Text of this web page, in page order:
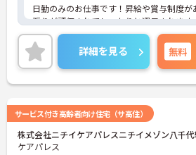
日勤のみのお仕事です！昇給や賞与制度が
張りが評価されてしっかりと還元されます
住宅手当などの各種手当も充実しているの
ポイントです◎丁寧な研修とフォロー体制
に関わらず安心してスタートできます。
こちらの求人にご興味がございましたら面
ントもお伝えしますので是非ご応募お待ち
詳細を見る 無料
サービス付き高齢者向け住宅（サ高住）
株式会社ニチイケアパレスニチイメゾン八千
ケアパレス